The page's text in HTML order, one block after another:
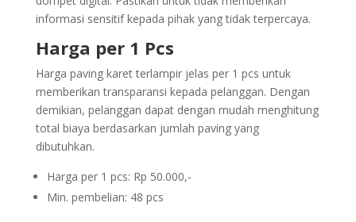
informasi sensitif kepada pihak yang tidak terpercaya.
Harga per 1 Pcs
Harga paving karet terlampir jelas per 1 pcs untuk
memberikan transparansi kepada pelanggan. Dengan
demikian, pelanggan dapat dengan mudah menghitung
total biaya berdasarkan jumlah paving yang
dibutuhkan.
Harga per 1 pcs: Rp 50.000,-
Min. pembelian: 48 pcs